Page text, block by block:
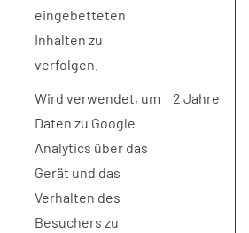
eingebetteten
Inhalten zu
verfolgen.
Wird verwendet, um
Daten zu Google
Analytics über das
Gerät und das
Verhalten des
Besuchers zu
2 Jahre